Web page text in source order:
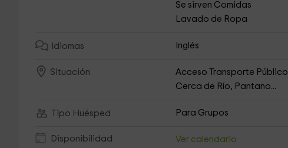
Se sirven Comidas
Lavado de Ropa
Idiomas Inglés
Situación Acceso Transporte Público
Cerca de Río, Pantano...
Tipo Huésped Para Grupos
Disponibilidad Ver calendario